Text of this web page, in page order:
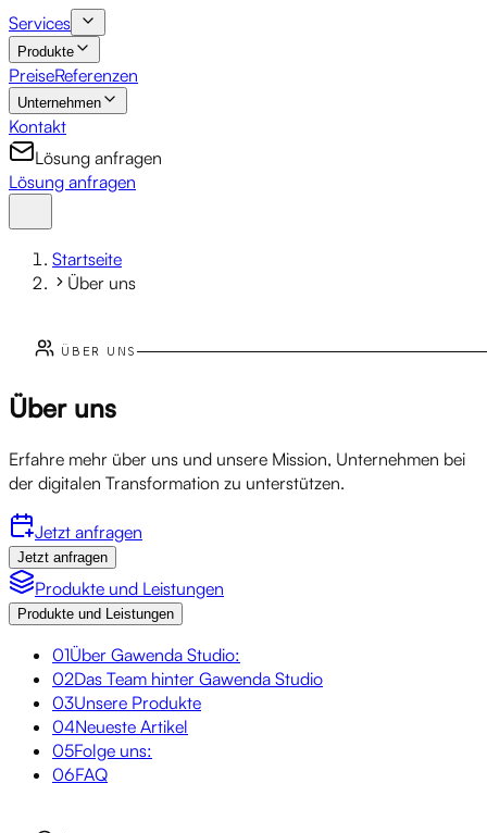
Services
Produkte
PreiseReferenzen
Unternehmen
Kontakt
Lösung anfragen
Lösung anfragen
Startseite
Über uns
ÜBER UNS
Über uns
Erfahre mehr über uns und unsere Mission, Unternehmen bei
der digitalen Transformation zu unterstützen.
Jetzt anfragen
Jetzt anfragen
Produkte und Leistungen
Produkte und Leistungen
01Über Gawenda Studio:
02Das Team hinter Gawenda Studio
03Unsere Produkte
04Neueste Artikel
05Folge uns:
06FAQ